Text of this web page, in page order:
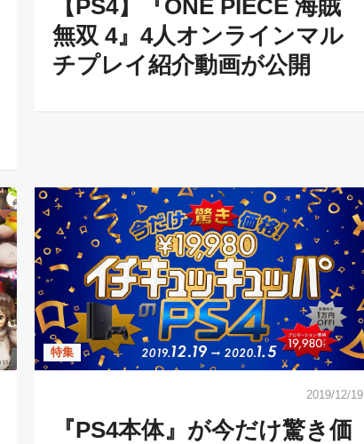
【PS4】『ONE PIECE 海賊
無双 4』4人オンラインマル
チプレイ紹介動画が公開
特集
2019/12/19
『PS4本体』が今だけ驚き価